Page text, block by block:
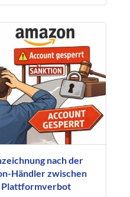
nach der
Händler zwischen
Plattformverbot